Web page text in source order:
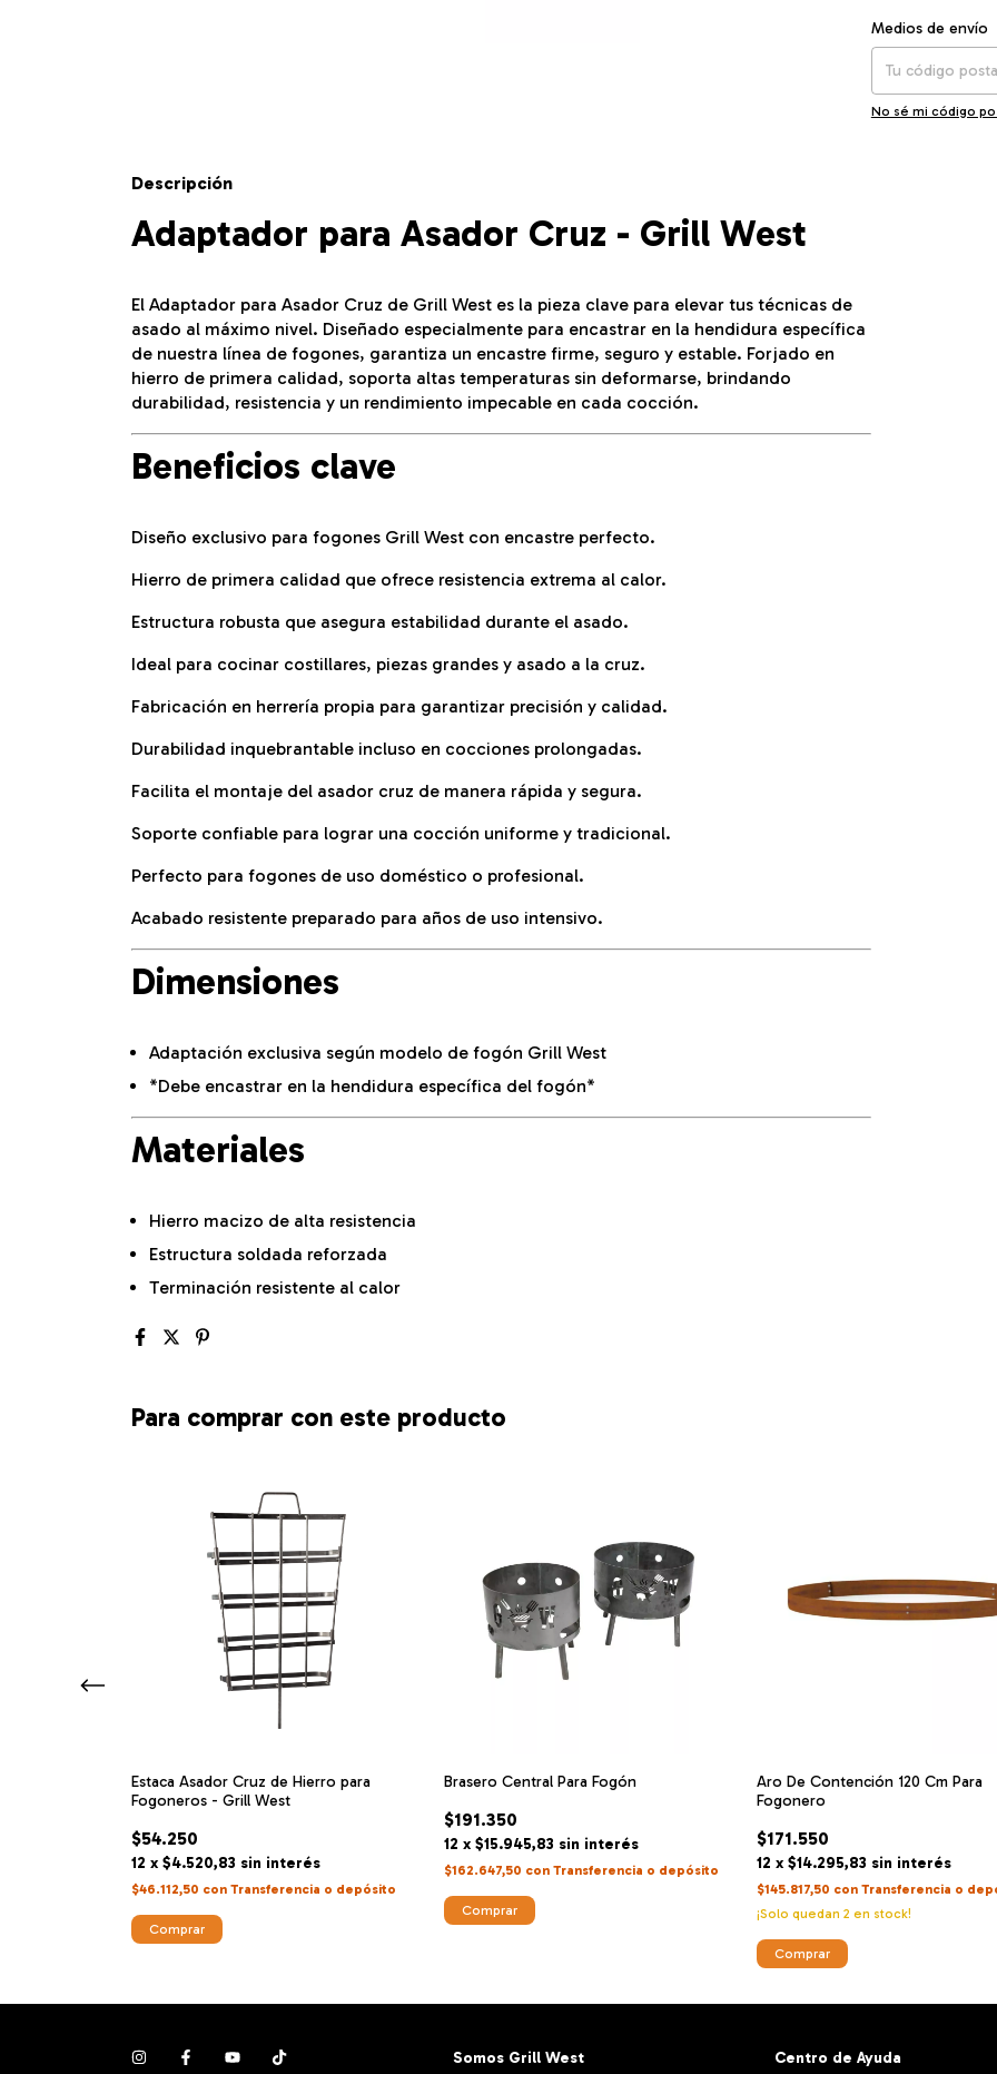
Entregas para el CP:
Medios de envío
No sé mi código
Descripción
Adaptador para Asador Cruz - Grill West
El Adaptador para Asador Cruz de Grill West es la pieza clave para elevar tus técnicas de
asado al máximo nivel. Diseñado especialmente para encastrar en la hendidura específica
de nuestra línea de fogones, garantiza un encastre firme, seguro y estable. Forjado en
hierro de primera calidad, soporta altas temperaturas sin deformarse, brindando
durabilidad, resistencia y un rendimiento impecable en cada cocción.
Beneficios clave
Diseño exclusivo para fogones Grill West con encastre perfecto.
Hierro de primera calidad que ofrece resistencia extrema al calor.
Estructura robusta que asegura estabilidad durante el asado.
Ideal para cocinar costillares, piezas grandes y asado a la cruz.
Fabricación en herrería propia para garantizar precisión y calidad.
Durabilidad inquebrantable incluso en cocciones prolongadas.
Facilita el montaje del asador cruz de manera rápida y segura.
Soporte confiable para lograr una cocción uniforme y tradicional.
Perfecto para fogones de uso doméstico o profesional.
Acabado resistente preparado para años de uso intensivo.
Dimensiones
Adaptación exclusiva según modelo de fogón Grill West
*Debe encastrar en la hendidura específica del fogón*
Materiales
Hierro macizo de alta resistencia
Estructura soldada reforzada
Terminación resistente al calor
Para comprar con este producto
Estaca Asador Cruz de Hierro para
Fogoneros - Grill West
$54.250
12 x $4.520,83 sin interés
$46.112,50 con Transferencia o depósito
Comprar
Brasero Central Para Fogón
$191.350
12 x $15.945,83 sin interés
$162.647,50 con Transferencia o depósito
Comprar
Aro De Contención 120 Cm Para
Fogonero
$171.550
12 x $14.295,83 sin interés
$145.817,50 con Transferencia o
¡Solo quedan 2 en stock!
Comprar
Somos Grill West Centro de Ayuda